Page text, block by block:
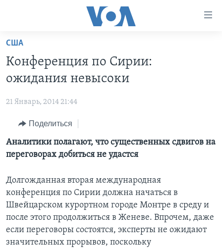
Перейти
основной
контент
навигации
Перейти
ГЛАВНОЕ
ПРОГРАММЫ
НОВОСТИ ЗА МИНУТУ
ИТОГИ
ПОЧЕМУ ЭТО ВАЖНО?
ДИСКУССИЯ VOA
ДЕТАЛИ
НЬЮ-ЙОРК NEW YORK
АМЕРИКА. БОЛЬШОЕ ПУТЕШЕСТВИЕ
УЧИМ АНГЛИЙСКИЙ
НАША АМЕРИКАНСКАЯ ИСТОРИЯ
А КАК В АМЕРИКЕ?
АРТЕФАКТЫ
АМЕРИКАНСКИЕ ГОРОДКИ
ТЕСТЫ
ЭКСПЕРТИЗА
ИНТЕРВЬЮ
ФАКТЫ ПРОТИВ ФЕЙКОВ
ЗА СВОБОДУ ПРЕССЫ
УЧИМ АНГЛИЙСКИЙ
ВИДЕО
ПОДПИСКА НА НОВОСТИ
Learning English
США
Конференция по Сирии:
ожидания невысоки
21 Январь, 2014 21:44
Поделиться
Аналитики полагают, что существенных сдвигов на
переговорах добиться не удастся
Долгожданная вторая международная
конференция по Сирии должна начаться в
Швейцарском курортном городе Монтре в среду и
после этого продолжиться в Женеве. Впрочем, даже
если переговоры состоятся, эксперты не ожидают
значительных прорывов, поскольку